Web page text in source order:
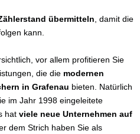
übermitteln , damit die
kann.
vor allem profitieren Sie
die die modernen
in Grafenau bieten. Natürlich
im Jahr 1998 eingeleitete
hat viele neue Unternehmen auf
dem Strich haben Sie als